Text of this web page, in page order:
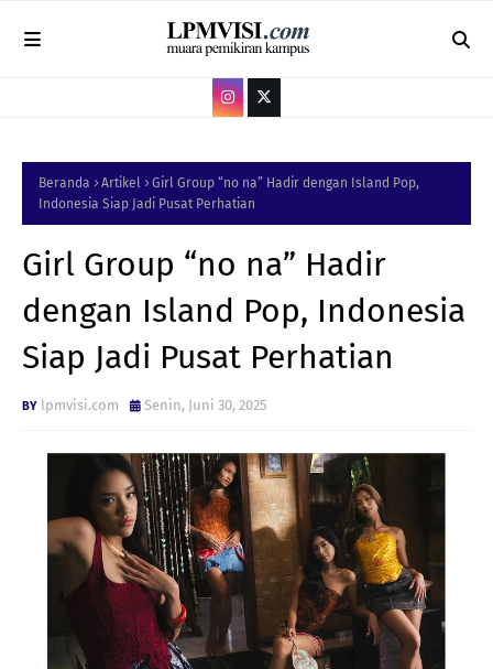
Beranda Artikel
Girl Group “no na” Hadir dengan Island Pop,
Indonesia Siap Jadi Pusat Perhatian
Girl Group “no na” Hadir
dengan Island Pop, Indonesia
Siap Jadi Pusat Perhatian
lpmvisi.com Senin, Juni 30, 2025